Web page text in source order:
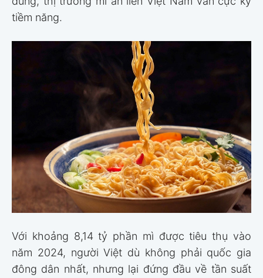
tiềm năng.
Với khoảng 8,14 tỷ phần mì được tiêu thụ vào
năm 2024, người Việt dù không phải quốc gia
đông dân nhất, nhưng lại đứng đầu về tần suất